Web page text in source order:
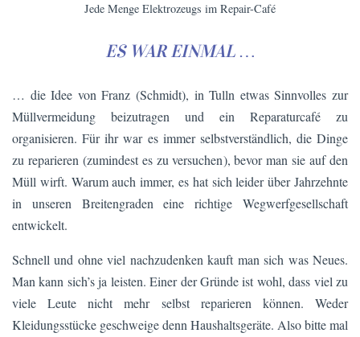
Jede Menge Elektrozeugs im Repair-Café
ES WAR EINMAL …
… die Idee von Franz (Schmidt), in Tulln etwas Sinnvolles zur
Müllvermeidung beizutragen und ein Reparaturcafé zu
organisieren. Für ihr war es immer selbstverständlich, die Dinge
zu reparieren (zumindest es zu versuchen), bevor man sie auf den
Müll wirft. Warum auch immer, es hat sich leider über Jahrzehnte
in unseren Breitengraden eine richtige Wegwerfgesellschaft
entwickelt.
Schnell und ohne viel nachzudenken kauft man sich was Neues.
Man kann sich’s ja leisten. Einer der Gründe ist wohl, dass viel zu
viele Leute nicht mehr selbst reparieren können. Weder
Kleidungsstücke geschweige denn Haushaltsgeräte. Also bitte mal